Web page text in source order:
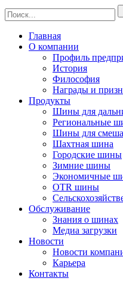
Главная
О компании
Профиль
История
Философия
Награды и
Продукты
Шины для
Региональные
Шины для
Шахтная шина
Городские шины
Зимние шины
Экономичные
OTR шины
Обслуживание
Знания о шинах
Медиа загрузки
Новости
Новости
Карьера
Контакты